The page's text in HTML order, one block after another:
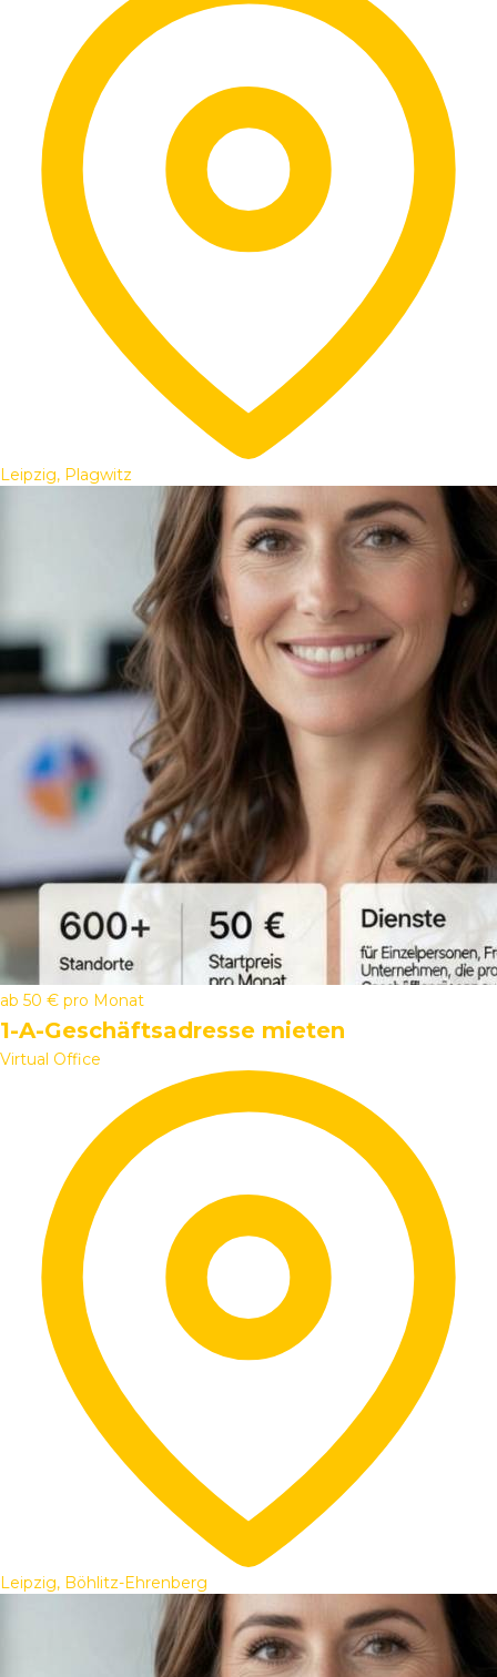
Leipzig, Plagwitz
ab 50 € pro Monat
1-A-Geschäftsadresse mieten
Virtual Office
Leipzig, Böhlitz-Ehrenberg